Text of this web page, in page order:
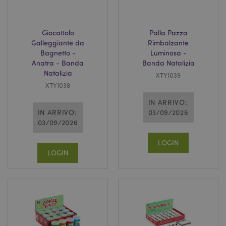
Giocattolo
Galleggiante da
Bagnetto -
Anatra - Banda
Natalizia
XTY1038
IN ARRIVO:
03/09/2026
LOGIN
Palla Pazza
Rimbalzante
Luminosa -
Banda Natalizia
XTY1039
IN ARRIVO:
03/09/2026
LOGIN
recently_viewed_product
Adobe Inc.
Adobe Inc.
www.puckator.it
l"Informativa sulla privacy di Google